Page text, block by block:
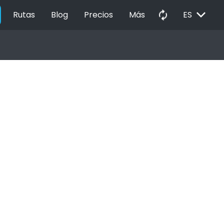
Rutas Blog Precios Más autorenew ES EXPAND_MORE